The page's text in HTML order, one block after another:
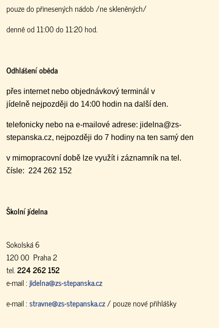
pouze do přinesených nádob /ne skleněných/
denně od 11:00 do 11:20 hod.
Odhlášení oběda
přes internet nebo objednávkový terminál v
jídelně nejpozději do 14:00 hodin na další den.
telefonicky nebo na e-mailové adrese: jidelna@zs-
stepanska.cz, nejpozději do 7 hodiny na ten samý den
v mimopracovní době lze využít i záznamník na tel.
čísle: 224 262 152
Školní jídelna
Sokolská 6
120 00 Praha 2
tel.224 262 152
e-mail : jidelna@zs-stepanska.cz
e-mail :stravne@zs-stepanska.cz/ pouze nové přihlášky